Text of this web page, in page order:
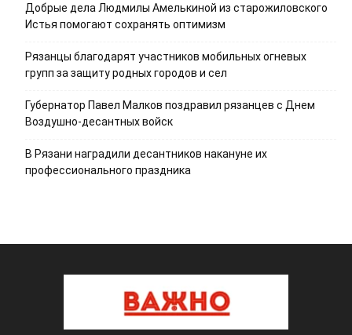
Добрые дела Людмилы Амелькиной из старожиловского
Истья помогают сохранять оптимизм
Рязанцы благодарят участников мобильных огневых
групп за защиту родных городов и сел
Губернатор Павел Малков поздравил рязанцев с Днем
Воздушно-десантных войск
В Рязани наградили десантников накануне их
профессионального праздника